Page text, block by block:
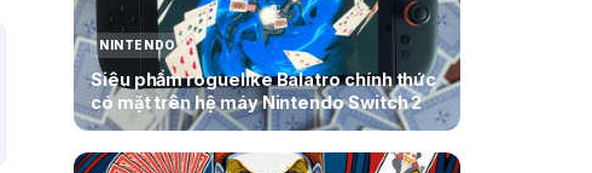
NINTENDO
Siêu phẩm roguelike Balatro chính thức
có mặt trên hệ máy Nintendo Switch 2